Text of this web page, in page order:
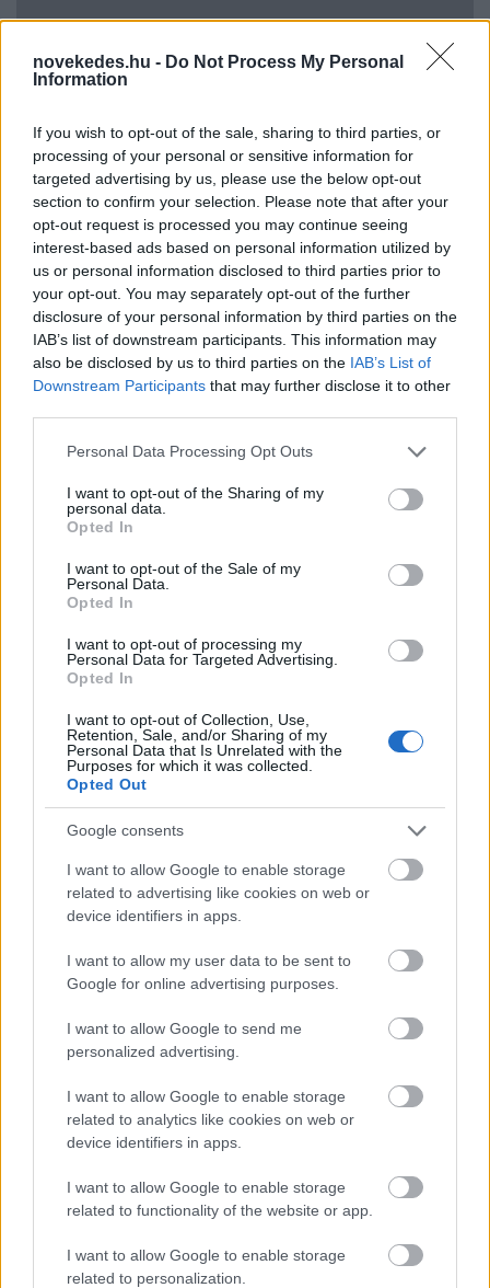
novekedes.hu - Do Not Process My Personal
Information
If you wish to opt-out of the sale, sharing to third parties, or
processing of your personal or sensitive information for
targeted advertising by us, please use the below opt-out
section to confirm your selection. Please note that after your
opt-out request is processed you may continue seeing
interest-based ads based on personal information utilized by
us or personal information disclosed to third parties prior to
your opt-out. You may separately opt-out of the further
disclosure of your personal information by third parties on the
IAB’s list of downstream participants. This information may
also be disclosed by us to third parties on the IAB’s List of
Downstream Participants that may further disclose it to other
Please note that this website/app uses one or more Google
not limited to your visit or usage behaviour. You may click to
grant or deny consent to Google and its third-party tags to
use your data for below specified purposes in below Google
consent section.
Personal Data Processing Opt Outs
I want to opt-out of the Sharing of my
personal data.
Opted In
I want to opt-out of the Sale of my
Personal Data.
Opted In
I want to opt-out of processing my
Personal Data for Targeted Advertising.
Opted In
I want to opt-out of Collection, Use,
Retention, Sale, and/or Sharing of my
Personal Data that Is Unrelated with the
Purposes for which it was collected.
Opted Out
Google consents
I want to allow Google to enable storage
related to advertising like cookies on web or
device identifiers in apps.
I want to allow my user data to be sent to
Google for online advertising purposes.
I want to allow Google to send me
personalized advertising.
I want to allow Google to enable storage
related to analytics like cookies on web or
device identifiers in apps.
I want to allow Google to enable storage
related to functionality of the website or app.
I want to allow Google to enable storage
related to personalization.
Vagyonvisszaszerzés: amikor a pénz
gyorsabban fut, mint a jog
ELEMZÉSEK 2026. júl. 21.
Kéthónapos a Tisza-kormány: íme a mérleg!
Uniós források: íme a teendők, amelyek a
ELEMZÉSEK 2026. júl. 20.
Minden idők legjövedelmezőbbje és
gyorsmérleg